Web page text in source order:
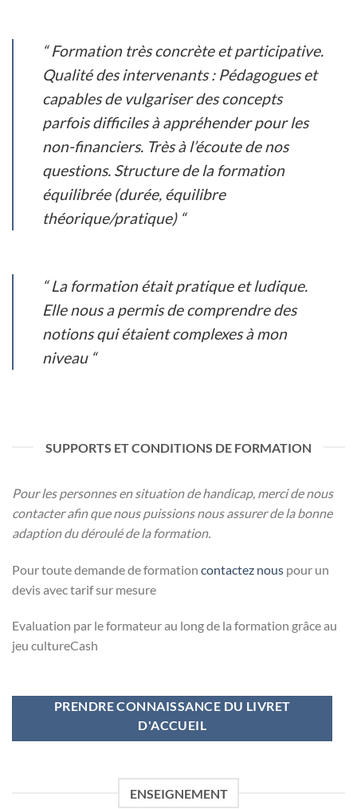
“ Formation très concrète et participative.
Qualité des intervenants : Pédagogues et
capables de vulgariser des concepts
parfois difficiles à appréhender pour les
non-financiers. Très à l’écoute de nos
questions. Structure de la formation
équilibrée (durée, équilibre
théorique/pratique) “
“ La formation était pratique et ludique.
Elle nous a permis de comprendre des
notions qui étaient complexes à mon
niveau “
SUPPORTS ET CONDITIONS DE FORMATION
Pour les personnes en situation de handicap, merci de nous
contacter afin que nous puissions nous assurer de la bonne
adaption du déroulé de la formation.
Pour toute demande de formation contactez nous pour un
devis avec tarif sur mesure
Evaluation par le formateur au long de la formation grâce au
jeu cultureCash
PRENDRE CONNAISSANCE DU LIVRET
D'ACCUEIL
ENSEIGNEMENT